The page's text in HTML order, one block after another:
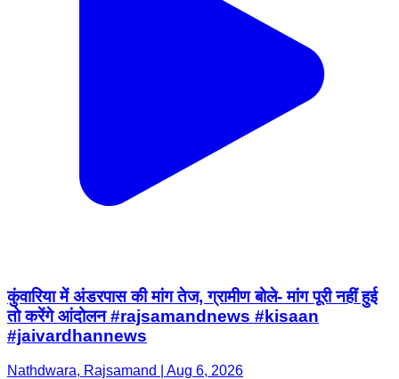
कुंवारिया में अंडरपास की मांग तेज, ग्रामीण बोले- मांग पूरी नहीं हुई
तो करेंगे आंदोलन #rajsamandnews #kisaan
#jaivardhannews
Nathdwara, Rajsamand | Aug 6, 2026